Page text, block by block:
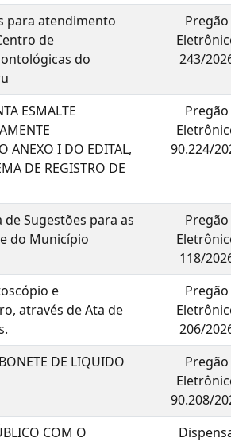
para atendimento
de
do
Pregão
243/
ESMALTE
ANEXO I DO EDITAL,
DE REGISTRO DE
Pregão
90.224/
de Sugestões para as
do Município
Pregão
118/
e
através de Ata de
Pregão
206/
DE LIQUIDO
Pregão
90.208/
COM O